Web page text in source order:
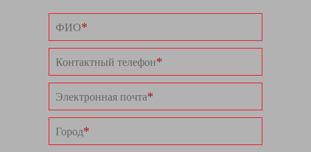
ФИО*
Контактный телефон*
Электронная почта*
Город*